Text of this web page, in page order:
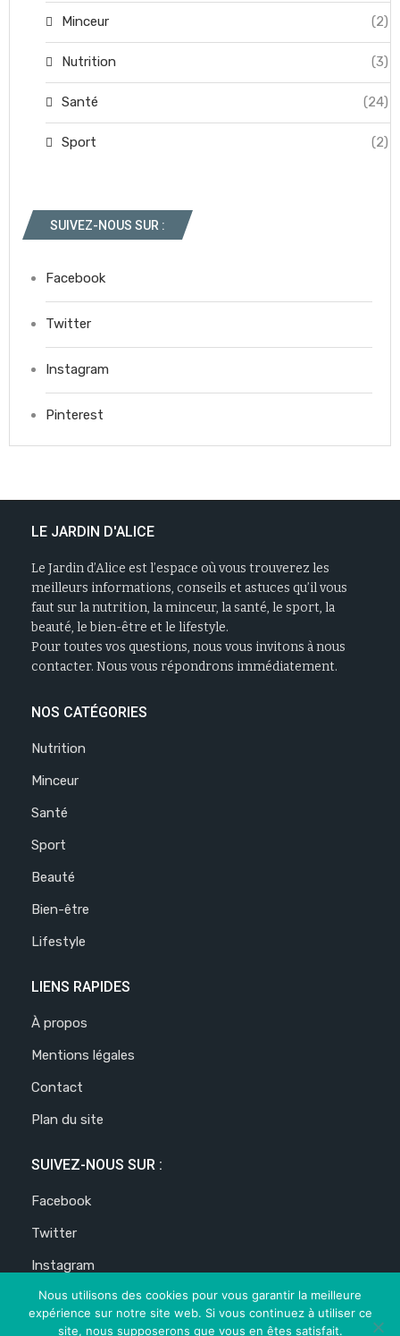
Minceur (2)
Nutrition (3)
Santé (24)
Sport (2)
SUIVEZ-NOUS SUR :
Facebook
Twitter
Instagram
Pinterest
LE JARDIN D'ALICE
Le Jardin d’Alice est l’espace où vous trouverez les
meilleurs informations, conseils et astuces qu’il vous
faut sur la nutrition, la minceur, la santé, le sport, la
beauté, le bien-être et le lifestyle.
Pour toutes vos questions, nous vous invitons à nous
contacter. Nous vous répondrons immédiatement.
NOS CATÉGORIES
Nutrition
Minceur
Santé
Sport
Beauté
Bien-être
Lifestyle
LIENS RAPIDES
À propos
Mentions légales
Contact
Plan du site
SUIVEZ-NOUS SUR :
Facebook
Twitter
Instagram
Pinterest
Nous utilisons des cookies pour vous garantir la meilleure
expérience sur notre site web. Si vous continuez à utiliser ce
site, nous supposerons que vous en êtes satisfait.